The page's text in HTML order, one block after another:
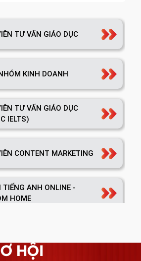
TƯ VẤN GIÁO DỤC
KINH DOANH
TƯ VẤN GIÁO DỤC
IELTS)
CONTENT MARKETING
TIẾNG ANH ONLINE -
HOME
HỘI